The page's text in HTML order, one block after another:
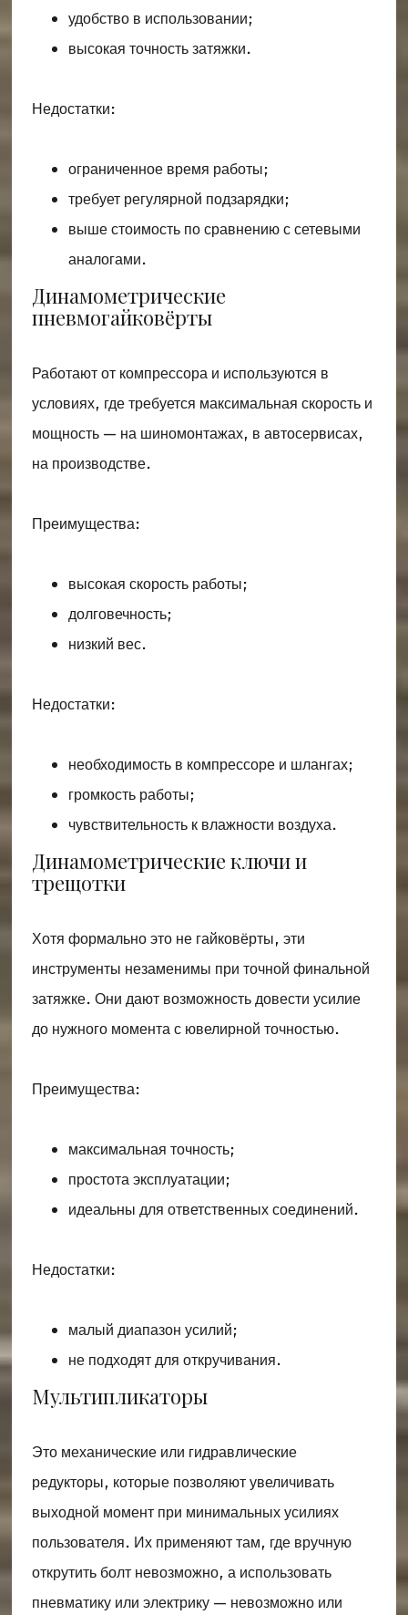
удобство в использовании;
высокая точность затяжки.
Недостатки:
ограниченное время работы;
требует регулярной подзарядки;
выше стоимость по сравнению с сетевыми
аналогами.
Динамометрические
пневмогайковёрты
Работают от компрессора и используются в
условиях, где требуется максимальная скорость и
мощность — на шиномонтажах, в автосервисах,
на производстве.
Преимущества:
высокая скорость работы;
долговечность;
низкий вес.
Недостатки:
необходимость в компрессоре и шлангах;
громкость работы;
чувствительность к влажности воздуха.
Динамометрические ключи и
трещотки
Хотя формально это не гайковёрты, эти
инструменты незаменимы при точной финальной
затяжке. Они дают возможность довести усилие
до нужного момента с ювелирной точностью.
Преимущества:
максимальная точность;
простота эксплуатации;
идеальны для ответственных соединений.
Недостатки:
малый диапазон усилий;
не подходят для откручивания.
Мультипликаторы
Это механические или гидравлические
редукторы, которые позволяют увеличивать
выходной момент при минимальных усилиях
пользователя. Их применяют там, где вручную
открутить болт невозможно, а использовать
пневматику или электрику — невозможно или